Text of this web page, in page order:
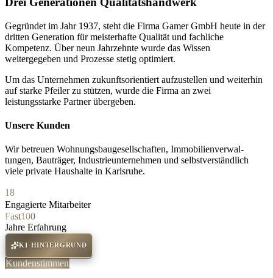
Gegründet im Jahr 1937, steht die Firma Gamer GmbH heute in der
dritten Generation für meisterhafte Qualität und fachliche
Kompetenz. Über neun Jahrzehnte wurde das Wissen
weitergegeben und Prozesse stetig optimiert.
Um das Unternehmen zukunftsorientiert aufzustellen und weiterhin
auf starke Pfeiler zu stützen, wurde die Firma an zwei
leistungsstarke Partner übergeben.
Unsere Kunden
Wir betreuen Wohnungsbaugesellschaften, Immobilienverwal-
tungen, Bauträger, Industrieunternehmen und selbstverständlich
viele private Haushalte in Karlsruhe.
18
Engagierte Mitarbeiter
Fast100
Jahre Erfahrung
KI-HINTERGRUND
Kundenstimmen